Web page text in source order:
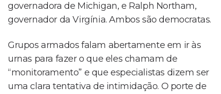
governadora de Michigan, e Ralph Northam,
governador da Virgínia. Ambos são democratas.
Grupos armados falam abertamente em ir às
urnas para fazer o que eles chamam de
“monitoramento” e que especialistas dizem ser
uma clara tentativa de intimidação. O porte de